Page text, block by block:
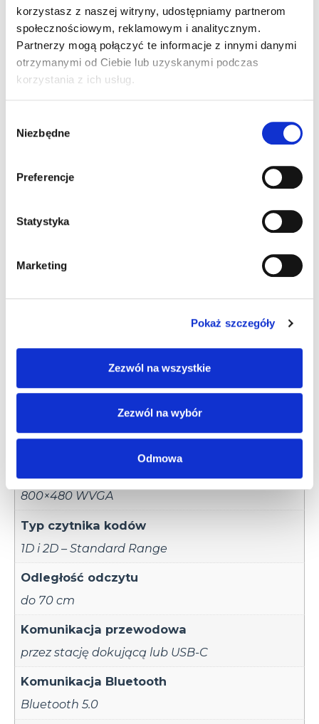
korzystasz z naszej witryny, udostępniamy partnerom
społecznościowym, reklamowym i analitycznym.
Partnerzy mogą połączyć te informacje z innymi danymi
otrzymanymi od Ciebie lub uzyskanymi podczas
korzystania z ich usług.
zgody
Niezbędne
Preferencje
Statystyka
Marketing
Pokaż szczegóły
Zezwól na wszystkie
Zezwól na wybór
Odmowa
Informacje dodatkowe Akcesoria
Załączniki
Informacje
dodatkowe
Pamięć RAM
SDXC do 256 GB
Przekątna ekranu
4.3”
800×480 WVGA
Typ czytnika kodów
1D i 2D – Standard Range
Odległość odczytu
do 70 cm
Komunikacja przewodowa
przez stację dokującą lub USB-C
Komunikacja Bluetooth
Bluetooth 5.0